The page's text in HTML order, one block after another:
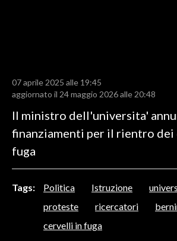
SPORT
RISULTATI E CLASSIFICHE
CALCIO
CALCIO REGIONALE
07 aprile 2025 alle 19:45
aggiornato il 24 maggio 2026 alle 20:48
Il ministro dell'universita'
finanziamenti per il rientro
fuga
Tags: Politica Istruzione
proteste
ricercatori
cervelli in fuga